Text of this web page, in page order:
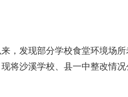
发现部分学校食堂环境场所
将沙溪学校、县一中整改情况